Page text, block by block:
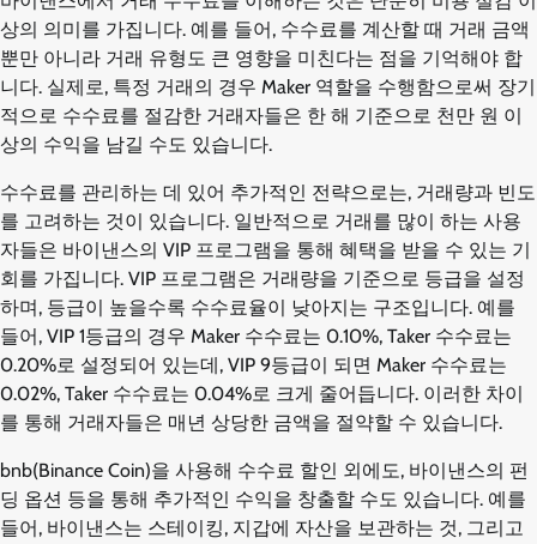
상의 의미를 가집니다. 예를 들어, 수수료를 계산할 때 거래 금액
뿐만 아니라 거래 유형도 큰 영향을 미친다는 점을 기억해야 합
니다. 실제로, 특정 거래의 경우 Maker 역할을 수행함으로써 장기
적으로 수수료를 절감한 거래자들은 한 해 기준으로 천만 원 이
상의 수익을 남길 수도 있습니다.
수수료를 관리하는 데 있어 추가적인 전략으로는, 거래량과 빈도
를 고려하는 것이 있습니다. 일반적으로 거래를 많이 하는 사용
자들은 바이낸스의 VIP 프로그램을 통해 혜택을 받을 수 있는 기
회를 가집니다. VIP 프로그램은 거래량을 기준으로 등급을 설정
하며, 등급이 높을수록 수수료율이 낮아지는 구조입니다. 예를
들어, VIP 1등급의 경우 Maker 수수료는 0.10%, Taker 수수료는
0.20%로 설정되어 있는데, VIP 9등급이 되면 Maker 수수료는
0.02%, Taker 수수료는 0.04%로 크게 줄어듭니다. 이러한 차이
를 통해 거래자들은 매년 상당한 금액을 절약할 수 있습니다.
bnb(Binance Coin)을 사용해 수수료 할인 외에도, 바이낸스의 펀
딩 옵션 등을 통해 추가적인 수익을 창출할 수도 있습니다. 예를
들어, 바이낸스는 스테이킹, 지갑에 자산을 보관하는 것, 그리고